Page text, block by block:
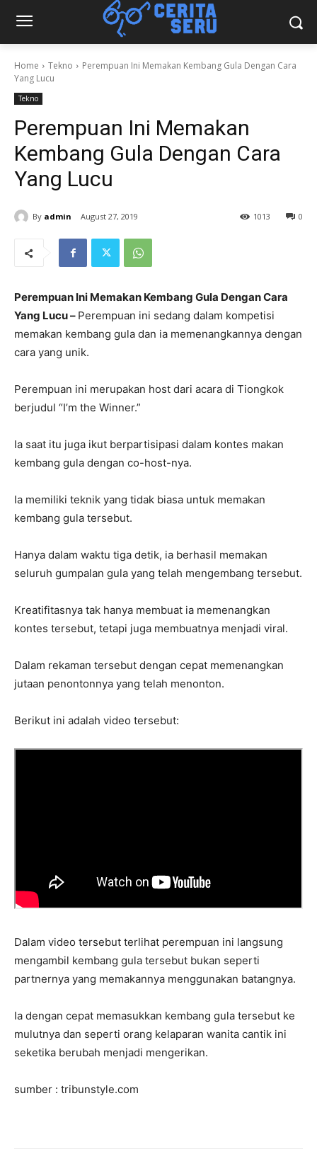
Home Tekno
Perempuan Ini Memakan Kembang Gula Dengan Cara
Yang Lucu
Tekno
Perempuan Ini Memakan
Kembang Gula Dengan Cara
Yang Lucu
By admin August 27, 2019 0
1013
Perempuan Ini Memakan Kembang Gula Dengan Cara
Yang Lucu – Perempuan ini sedang dalam kompetisi
memakan kembang gula dan ia memenangkannya dengan
cara yang unik.
Perempuan ini merupakan host dari acara di Tiongkok
berjudul “I’m the Winner.”
Ia saat itu juga ikut berpartisipasi dalam kontes makan
kembang gula dengan co-host-nya.
Ia memiliki teknik yang tidak biasa untuk memakan
kembang gula tersebut.
Hanya dalam waktu tiga detik, ia berhasil memakan
seluruh gumpalan gula yang telah mengembang tersebut.
Kreatifitasnya tak hanya membuat ia memenangkan
kontes tersebut, tetapi juga membuatnya menjadi viral.
Dalam rekaman tersebut dengan cepat memenangkan
jutaan penontonnya yang telah menonton.
Berikut ini adalah video tersebut:
Dalam video tersebut terlihat perempuan ini langsung
mengambil kembang gula tersebut bukan seperti
partnernya yang memakannya menggunakan batangnya.
Ia dengan cepat memasukkan kembang gula tersebut ke
mulutnya dan seperti orang kelaparan wanita cantik ini
seketika berubah menjadi mengerikan.
sumber : tribunstyle.com